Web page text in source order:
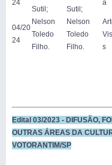
24
Sutil;
Sutil;
a
04/20
24
Nelson
Toledo
Filho.
Nelson
Toledo
Filho.
s
Edital 03/2023 - DIFUSÃO,
OUTRAS ÁREAS DA
VOTORANTIM/SP